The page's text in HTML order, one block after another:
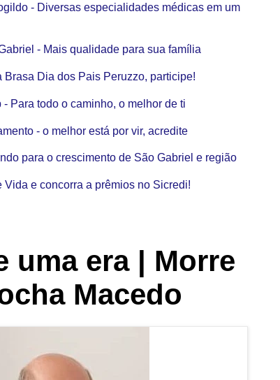
uma era | Morre
Macedo